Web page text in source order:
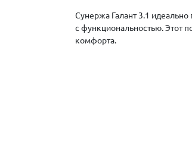
Сунержа Галант 3.1
с функциональностью. Этот
комфорта.